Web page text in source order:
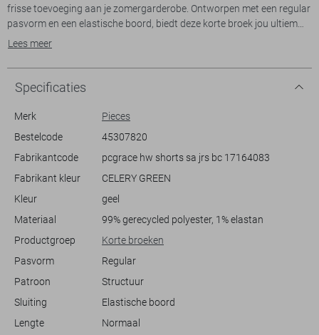
frisse toevoeging aan je zomergarderobe. Ontworpen met een regular
pasvorm en een elastische boord, biedt deze korte broek jou ultiem
comfort tijdens warme dagen. De stof met subtiele structuur voegt
als functioneel is. Gemaakt van 99% gerecycled polyester en 1%
elastaan, draag je niet alleen stijlvol maar ook duurzaam bij aan een
betere toekomst.
voor diverse gelegenheden. Of je nu een dagje naar het strand gaat of
een ontspannen wandeling maakt in het park, deze korte broek past
perfect bij elke gelegenheid. De normale lengte en regular waist
shirt of een luchtige top. Met deze comfortabele korte broek voel je je
zowel stijlvol als vrij om je eigen koers te varen.
Lees meer
Specificaties
Merk
Pieces
Bestelcode
45307820
Fabrikantcode
pcgrace hw shorts sa jrs bc 17164083
Fabrikant kleur
CELERY GREEN
Kleur
geel
Materiaal
99% gerecycled polyester, 1% elastan
Productgroep
Korte broeken
Pasvorm
Regular
Patroon
Structuur
Sluiting
Elastische boord
Lengte
Normaal